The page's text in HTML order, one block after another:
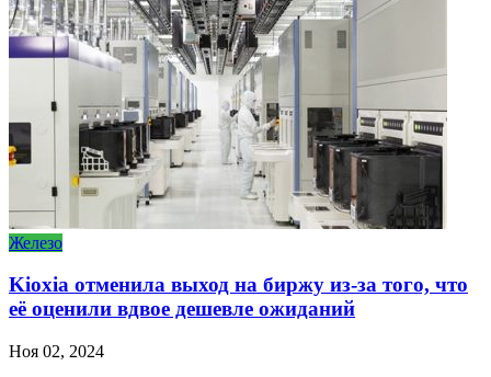
Железо
Kioxia отменила выход на биржу из-за того, что
её оценили вдвое дешевле ожиданий
Ноя 02, 2024